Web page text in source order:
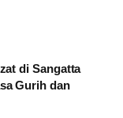
di Sangatta
Gurih dan